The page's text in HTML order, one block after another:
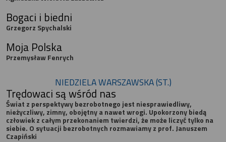
Bogaci i biedni
Grzegorz Spychalski
Moja Polska
Przemysław Fenrych
NIEDZIELA WARSZAWSKA (ST.)
Trędowaci są wśród nas
Świat z perspektywy bezrobotnego jest niesprawiedliwy,
nieżyczliwy, zimny, obojętny a nawet wrogi. Upokorzony biedą
człowiek z całym przekonaniem twierdzi, że może liczyć tylko na
siebie. O sytuacji bezrobotnych rozmawiamy z prof. Januszem
Czapiński